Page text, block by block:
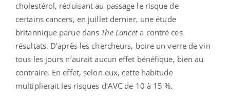
cholestérol, réduisant au passage le risque de
certains cancers, en juillet dernier, une étude
britannique parue dans The Lanceta contré ces
résultats. D’après les chercheurs, boire un verre de vin
tous les jours n’aurait aucun effet bénéfique, bien au
contraire. En effet, selon eux, cette habitude
multiplierait les risques d’AVC de 10 à 15 %.